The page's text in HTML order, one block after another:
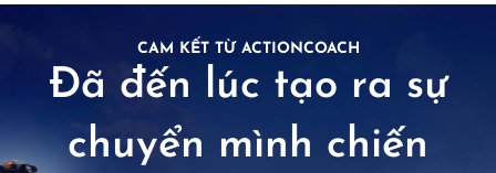
CAM KẾT TỪ ACTIONCOACH
Đã đến lúc tạo ra sự
chuyển mình chiến